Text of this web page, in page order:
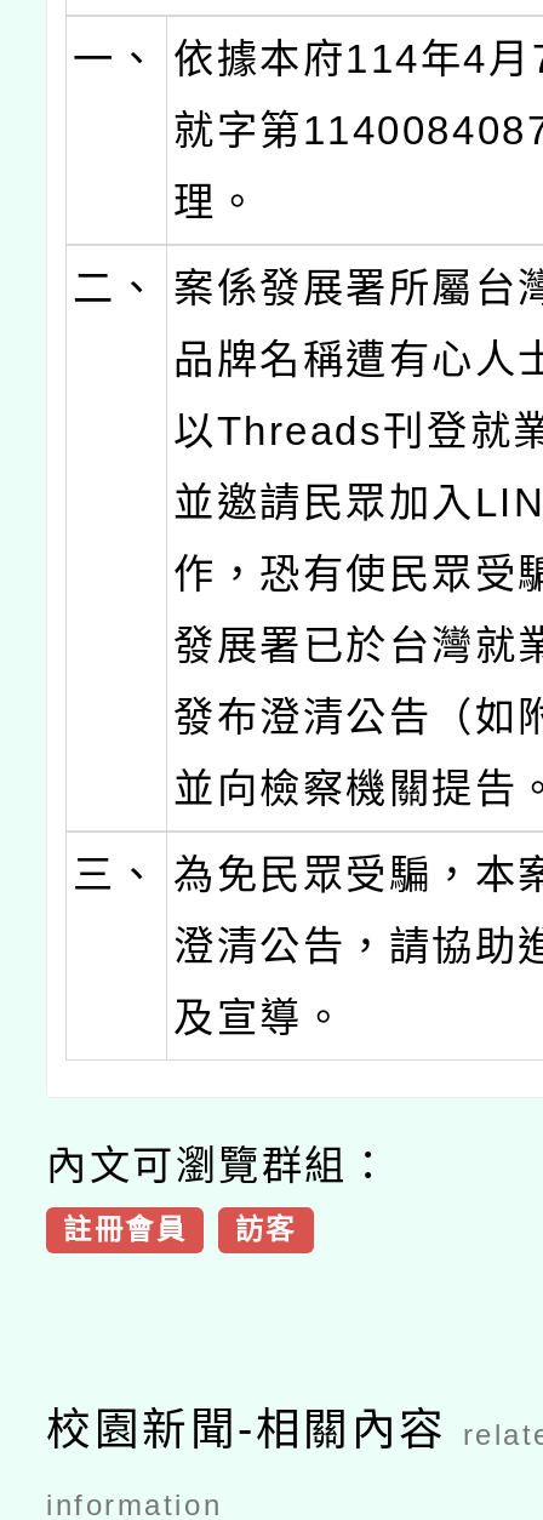
一、
依據本府114年4
就字第
理。
二、
案係發展署所屬台
品牌名稱遭有心人
以Threads刊登就
並邀請民眾加入
作，恐有使民眾受
發展署已於台灣就
發布澄清公告（如
並向檢察機關提告
三、
為免民眾受騙，本
澄清公告，請協助
及宣導。
內文可瀏覽群組：
註冊會員 訪客
校園新聞-相關內容
information